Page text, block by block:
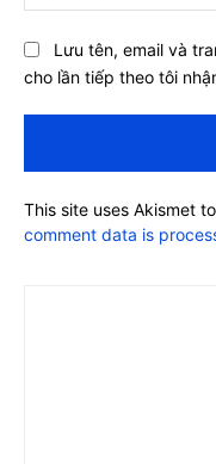
Lưu tên, email và
cho lần tiếp theo tôi
This site uses Akismet
comment data is